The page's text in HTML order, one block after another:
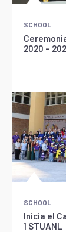
SCHOOL
2020 –
SCHOOL
Inicia el
1 STUANL